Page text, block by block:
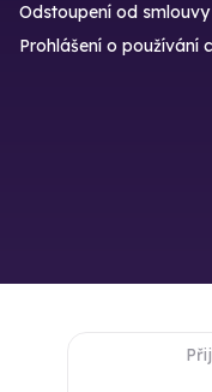
Odstoupení od smlouvy
Prohlášení o používání